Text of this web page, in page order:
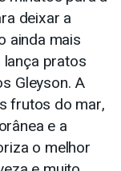
deixar a
ainda mais
pratos
Gleyson. A
frutos do mar,
e a
o melhor